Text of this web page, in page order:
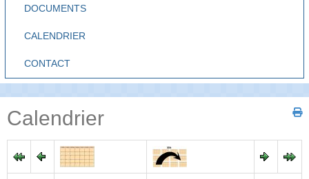
DOCUMENTS
CALENDRIER
CONTACT
Calendrier